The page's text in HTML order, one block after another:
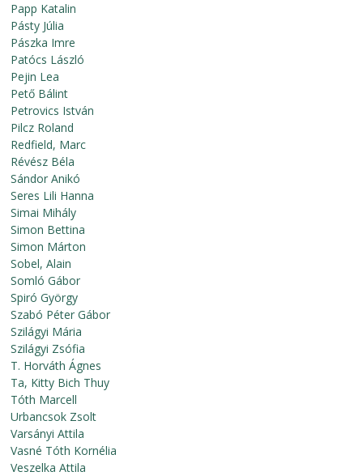
Papp Katalin
Pásty Júlia
Pászka Imre
Patócs László
Pejin Lea
Pető Bálint
Petrovics István
Pilcz Roland
Redfield, Marc
Révész Béla
Sándor Anikó
Seres Lili Hanna
Simai Mihály
Simon Bettina
Simon Márton
Sobel, Alain
Somló Gábor
Spiró György
Szabó Péter Gábor
Szilágyi Mária
Szilágyi Zsófia
T. Horváth Ágnes
Ta, Kitty Bich Thuy
Tóth Marcell
Urbancsok Zsolt
Varsányi Attila
Vasné Tóth Kornélia
Veszelka Attila